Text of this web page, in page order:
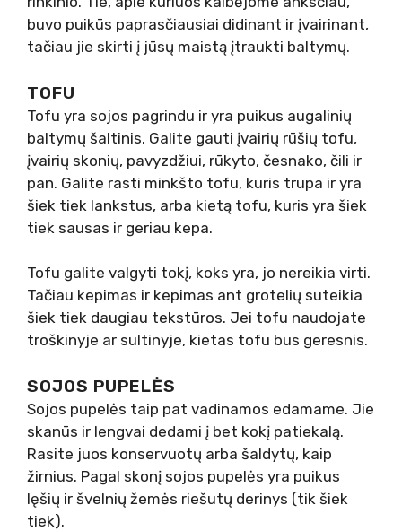
buvo puikūs paprasčiausiai didinant ir įvairinant,
tačiau jie skirti į jūsų maistą įtraukti baltymų.
TOFU
Tofu yra sojos pagrindu ir yra puikus augalinių
baltymų šaltinis. Galite gauti įvairių rūšių tofu,
įvairių skonių, pavyzdžiui, rūkyto, česnako, čili ir
pan. Galite rasti minkšto tofu, kuris trupa ir yra
šiek tiek lankstus, arba kietą tofu, kuris yra šiek
tiek sausas ir geriau kepa.
Tofu galite valgyti tokį, koks yra, jo nereikia virti.
Tačiau kepimas ir kepimas ant grotelių suteikia
šiek tiek daugiau tekstūros. Jei tofu naudojate
troškinyje ar sultinyje, kietas tofu bus geresnis.
SOJOS PUPELĖS
Sojos pupelės taip pat vadinamos edamame. Jie
skanūs ir lengvai dedami į bet kokį patiekalą.
Rasite juos konservuotų arba šaldytų, kaip
žirnius. Pagal skonį sojos pupelės yra puikus
lęšių ir švelnių žemės riešutų derinys (tik šiek
tiek).